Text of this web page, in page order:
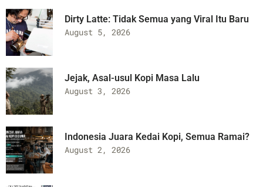
Dirty Latte: Tidak Semua yang Viral Itu Baru
August 5, 2026
Jejak, Asal-usul Kopi Masa Lalu
August 3, 2026
Indonesia Juara Kedai Kopi, Semua Ramai?
August 2, 2026